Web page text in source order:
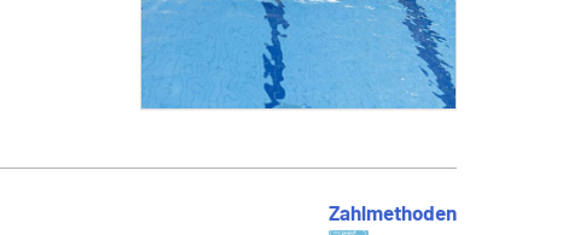
Zahlmethoden